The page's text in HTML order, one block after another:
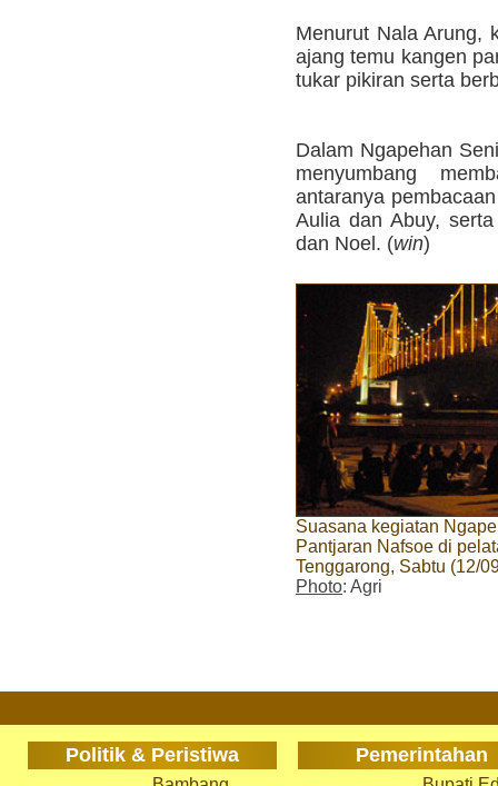
Menurut Nala Arung,
ajang temu kangen
tukar pikiran serta
Dalam Ngapehan
menyumbang
antaranya
Aulia dan Abuy,
dan Noel. (win)
Suasana kegiatan
Pantjaran Nafsoe di
Tenggarong, Sabtu (12/
Photo: Agri
Politik & Peristiwa Pemerintahan